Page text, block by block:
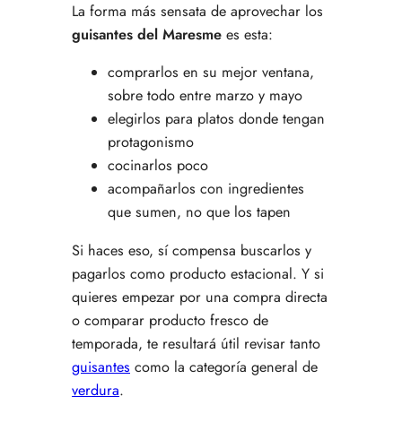
La forma más sensata de aprovechar los
guisantes del Maresme es esta:
comprarlos en su mejor ventana,
sobre todo entre marzo y mayo
elegirlos para platos donde tengan
protagonismo
cocinarlos poco
acompañarlos con ingredientes
que sumen, no que los tapen
Si haces eso, sí compensa buscarlos y
pagarlos como producto estacional. Y si
quieres empezar por una compra directa
o comparar producto fresco de
temporada, te resultará útil revisar tanto
guisantes como la categoría general de
verdura.